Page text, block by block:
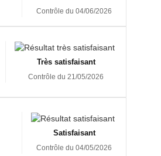
Contrôle du 04/06/2026
Très satisfaisant
Contrôle du 21/05/2026
Satisfaisant
Contrôle du 04/05/2026